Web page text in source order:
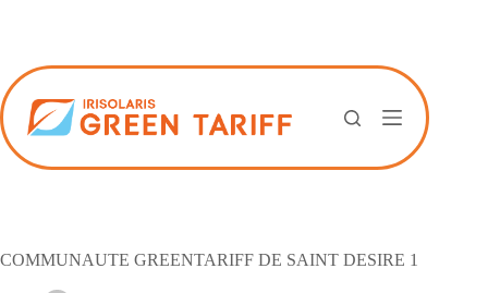
COMMUNAUTE GREENTARIFF DE SAINT DESIRE 1